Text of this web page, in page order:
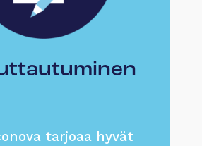
tarjoaa hyvät